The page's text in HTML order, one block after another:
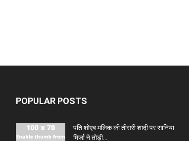
POPULAR POSTS
पति शोएब मलिक की तीसरी शादी पर सानिया
मिर्जा ने तोड़ी...